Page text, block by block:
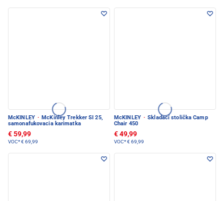
McKINLEY · McKinley Trekker SI 25,
samonafukovacia karimatka
€ 59,99
VOC*€ 69,99
McKINLEY · Skladací stolička Camp
Chair 450
€ 49,99
VOC*€ 69,99